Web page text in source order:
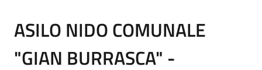
ASILO NIDO COMUNALE
"GIAN BURRASCA" -